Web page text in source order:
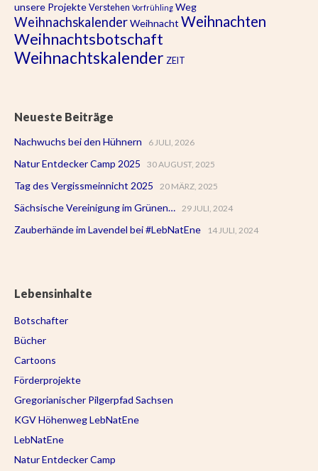
unsere Projekte Verstehen Vorfrühling Weg
WeihnachskalenderWeihnachtWeihnachten
Weihnachtsbotschaft
Weihnachtskalender ZEIT
Neueste Beiträge
Nachwuchs bei den Hühnern 6 JULI, 2026
Natur Entdecker Camp 2025 30 AUGUST, 2025
Tag des Vergissmeinnicht 2025 20 MÄRZ, 2025
Sächsische Vereinigung im Grünen… 29 JULI, 2024
Zauberhände im Lavendel bei #LebNatEne 14 JULI, 2024
Lebensinhalte
Botschafter
Bücher
Cartoons
Förderprojekte
Gregorianischer Pilgerpfad Sachsen
KGV Höhenweg LebNatEne
LebNatEne
Natur Entdecker Camp